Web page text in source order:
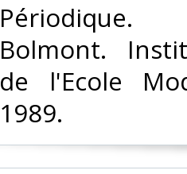
‎Périodique.
Bolmont.
de l'Ecole
1989.‎